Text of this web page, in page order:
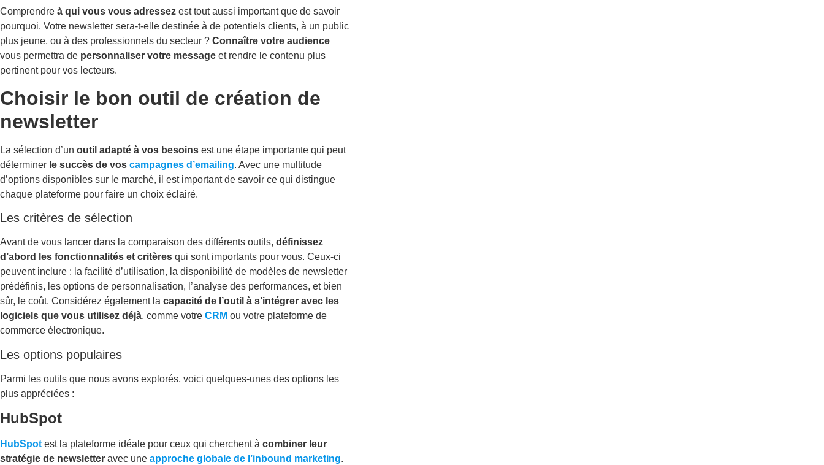
Comprendre à qui vous vous adressez est tout aussi important que de savoir
pourquoi. Votre newsletter sera-t-elle destinée à de potentiels clients, à un public
plus jeune, ou à des professionnels du secteur ? Connaître votre audience
vous permettra de personnaliser votre message et rendre le contenu plus
pertinent pour vos lecteurs.
Choisir le bon outil de création de
newsletter
La sélection d’un outil adapté à vos besoins est une étape importante qui peut
déterminer le succès de vos campagnes d’emailing. Avec une multitude
d’options disponibles sur le marché, il est important de savoir ce qui distingue
chaque plateforme pour faire un choix éclairé.
Les critères de sélection
Avant de vous lancer dans la comparaison des différents outils, définissez
d’abord les fonctionnalités et critères qui sont importants pour vous. Ceux-ci
peuvent inclure : la facilité d’utilisation, la disponibilité de modèles de newsletter
prédéfinis, les options de personnalisation, l’analyse des performances, et bien
sûr, le coût. Considérez également la capacité de l’outil à s’intégrer avec les
logiciels que vous utilisez déjà, comme votre CRM ou votre plateforme de
commerce électronique.
Les options populaires
Parmi les outils que nous avons explorés, voici quelques-unes des options les
plus appréciées :
HubSpot
HubSpot est la plateforme idéale pour ceux qui cherchent à combiner leur
stratégie de newsletter avec une approche globale de l’inbound marketing.